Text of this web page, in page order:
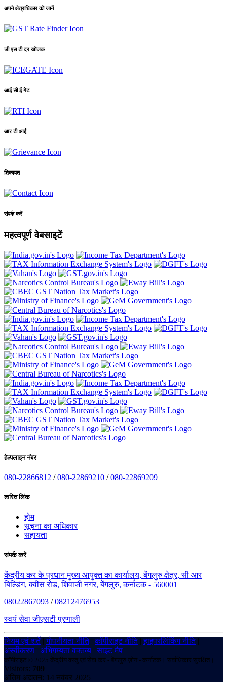
अपने क्षेत्राधिकार को जानें
जी एस टी दर खोजक
आई सी ई गेट
आर टी आई
शिकायत
संपर्क करें
महत्वपूर्ण वेबसाइटें
हेल्पलाइन नंबर
080-22866812 /080-22869210 /080-22869209
त्वरित लिंक
होम
सूचना का अधिकार
सहायता
संपर्क करें
केंद्रीय कर के प्रधान मुख्य आयुक्त का कार्यालय, बेंगलुरु क्षेत्र, सी आर
बिल्डिंग, क्वींस रोड, शिवाजी नगर, बेंगलुरु, कर्नाटक - 560001
08022867093 /08212476953
स्वयं सेवा जीएसटी प्रणाली
नियम एवं शर्तें|गोपनीयता नीति|कॉपीराइट नीति|हाइपरलिंकिंग नीति|
अस्वीकरण | अभिगम्यता वक्तव्य |साइट मैप
कॉपीराइट © 2025 केंद्रीय वस्तु एवं सेवा कर - बेंगलुरु ज़ोन - कर्नाटक। सर्वाधिकार सुरक्षित।
Visitors: 709
अंतिम अद्यतन: 14 नवंबर 2025